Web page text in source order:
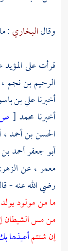
وقالالبخاري:
قرأت على
الرحيم بن نجم
أخبرناعلي بن
أخبرنا محمد [
الحسن بن أحمد،
أبو جعفر أحمد
معمر، عن
رضي الله عنه -
ما من مولود
من مس الشيطان
إن شئتمأعيذها